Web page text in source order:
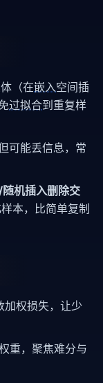
（在嵌入空间插
过拟合到重复样
可能丢信息，常
机插入删除交
本，比简单复制
加权损失，让少
重，聚焦难分与